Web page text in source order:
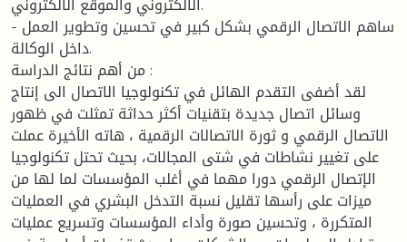
- ساهم الاتصال الرقمي بشكل كبير في تحسين وتطوير العمل
داخل الوكالة.
من أهم نتائج الدراسة :
لقد أضفى التقدم الهائل في تكنولوجيا الاتصال الى إنتاج
وسائل اتصال جديدة بتقنيات أكثر حداثة تمثلت في ظهور
الاتصال الرقمي و ثورة الاتصالات الرقمية ، هاته الأخيرة عملت
على تغيير نشاطات في شتى المجالات، بحيث تحتل تكنولوجيا
الإتصال الرقمي دورا مهما في أغلب المؤسسات لما لها من
ميزات على رأسها تقليل نسبة التدخل البشري في العمليات
المتكررة ، وتحسين صورة وأداء المؤسسات وتسريع عمليات